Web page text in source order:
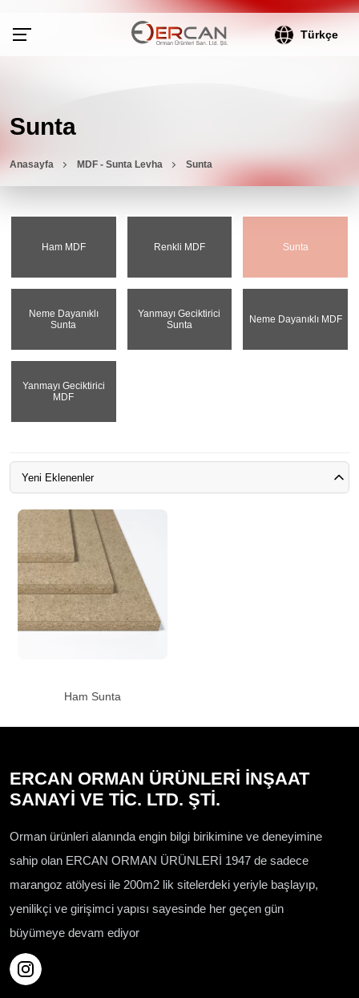
Türkçe
Sunta
Anasayfa MDF - Sunta Levha Sunta
Ham MDF Renkli MDF Sunta
Neme Dayanıklı
Sunta
Yanmayı Geciktirici
Sunta
Neme Dayanıklı MDF
Yanmayı Geciktirici
MDF
Yeni Eklenenler
Ham Sunta
ERCAN ORMAN ÜRÜNLERİ İNŞAAT
SANAYİ VE TİC. LTD. ŞTİ.
Orman ürünleri alanında engin bilgi birikimine ve deneyimine
sahip olan ERCAN ORMAN ÜRÜNLERİ 1947 de sadece
marangoz atölyesi ile 200m2 lik sitelerdeki yeriyle başlayıp,
yenilikçi ve girişimci yapısı sayesinde her geçen gün
büyümeye devam ediyor